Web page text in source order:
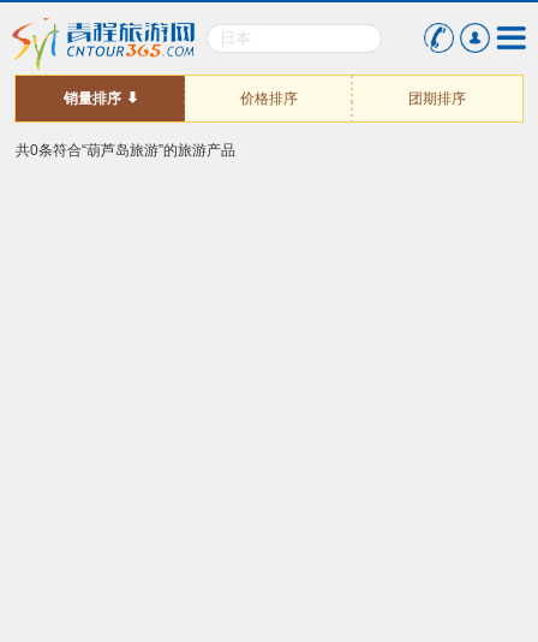
销量排序 价格排序 团期排序
共0条符合“葫芦岛旅游”的旅游产品